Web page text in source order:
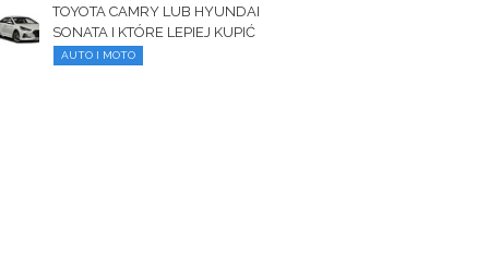
TOYOTA CAMRY LUB HYUNDAI
SONATA I KTÓRE LEPIEJ KUPIĆ
AUTO I MOTO